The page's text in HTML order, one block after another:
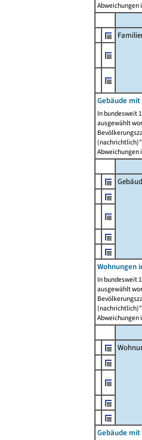
Abweichungen
Gebäude
In bundesweit
ausgewählt
Abweichungen
Wohnungen
In bundesweit
ausgewählt
Abweichungen
Gebäude